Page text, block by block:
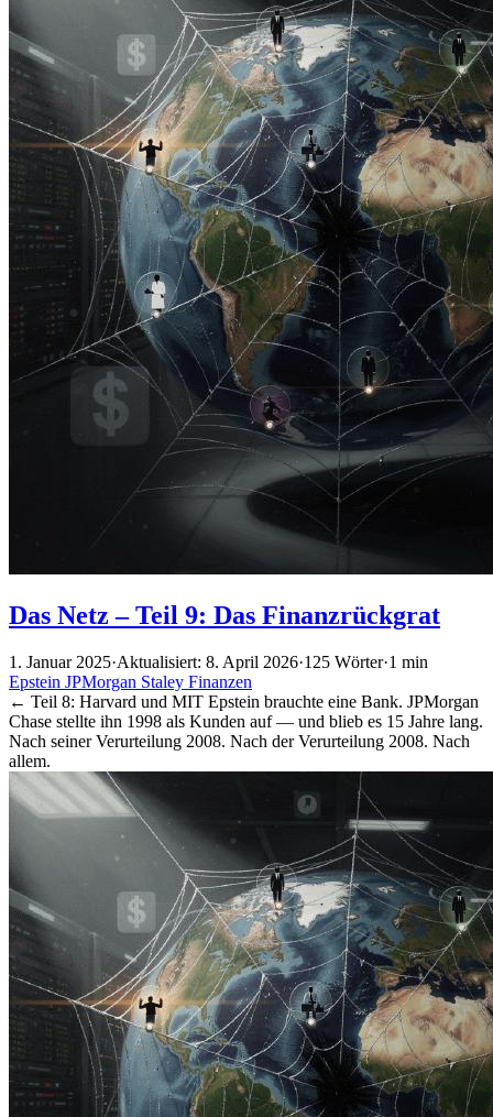
Das Netz – Teil 9: Das Finanzrückgrat
1. Januar 2025·Aktualisiert: 8. April 2026·125 Wörter·1 min
Epstein JPMorgan Staley Finanzen
← Teil 8: Harvard und MIT Epstein brauchte eine Bank. JPMorgan
Chase stellte ihn 1998 als Kunden auf — und blieb es 15 Jahre lang.
Nach seiner Verurteilung 2008. Nach der Verurteilung 2008. Nach
allem.